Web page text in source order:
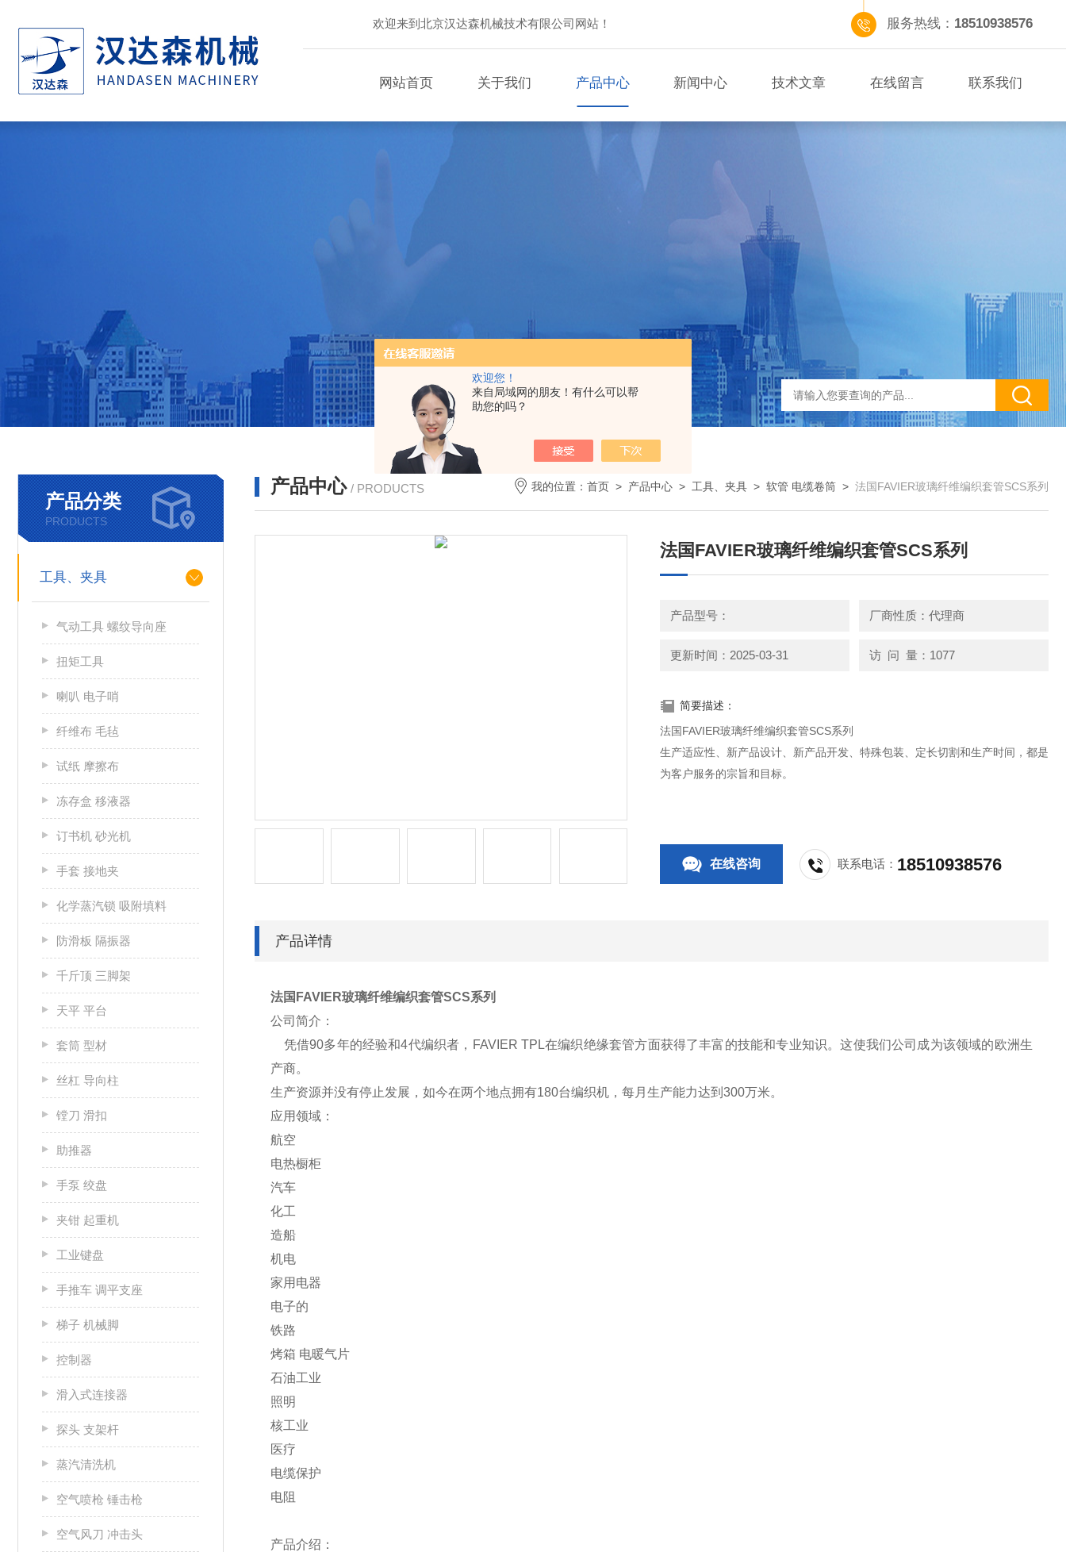
欢迎您！
来自局域网的朋友！有什么可以帮
助您的吗？
欢迎来到北京汉达森机械技术有限公司网站！ 服务热线： 18510938576
网站首页 关于我们 产品中心 新闻中心 技术文章 在线留言 联系我们
产品分类
PRODUCTS
工具、夹具
气动工具 螺纹导向座
扭矩工具
喇叭 电子哨
纤维布 毛毡
试纸 摩擦布
冻存盒 移液器
订书机 砂光机
手套 接地夹
化学蒸汽锁 吸附填料
防滑板 隔振器
千斤顶 三脚架
天平 平台
套筒 型材
丝杠 导向柱
镗刀 滑扣
助推器
手泵 绞盘
夹钳 起重机
工业键盘
手推车 调平支座
梯子 机械脚
控制器
滑入式连接器
探头 支架杆
蒸汽清洗机
空气喷枪 锤击枪
空气风刀 冲击头
产品中心 / PRODUCTS 我的位置： 首页 > 产品中心 > 工具、夹具 > 软管 电缆卷筒 > 法国FAVIER玻璃纤维编织套管SCS系列
法国FAVIER玻璃纤维编织套管SCS系列
产品型号： 厂商性质：代理商
更新时间：2025-03-31 访 问 量：1077
简要描述：
法国FAVIER玻璃纤维编织套管SCS系列
生产适应性、新产品设计、新产品开发、特殊包装、定长切割和生产时间，都是
为客户服务的宗旨和目标。
在线咨询 联系电话： 18510938576
产品详情
法国FAVIER玻璃纤维编织套管SCS系列
公司简介：
凭借90多年的经验和4代编织者，FAVIER TPL在编织绝缘套管方面获得了丰富的技能和专业知识。这使我们公司成为该领域的欧洲生
产商。
生产资源并没有停止发展，如今在两个地点拥有180台编织机，每月生产能力达到300万米。
应用领域：
航空
电热橱柜
汽车
化工
造船
机电
家用电器
电子的
铁路
烤箱 电暖气片
石油工业
照明
核工业
医疗
电缆保护
电阻
产品介绍：